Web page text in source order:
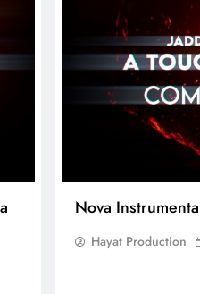
Nova
Hayat Production